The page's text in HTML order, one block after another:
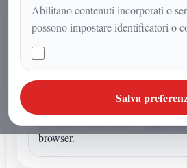
Ascolta o avvia la sintesi
lettura sintetica dal browser.
Sintesi vocale browser
browser.
Abilitano contenuti incorporati o
possono impostare identificatori o
Salva